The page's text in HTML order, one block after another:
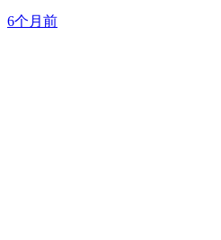
6个月前